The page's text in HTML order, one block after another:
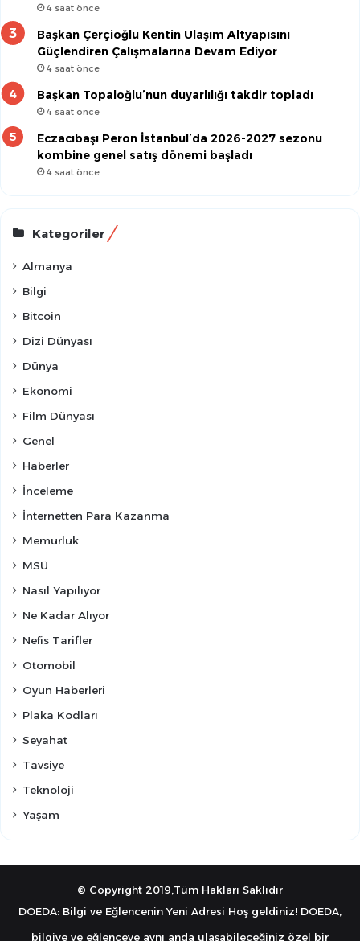
4 saat önce
Başkan Çerçioğlu Kentin Ulaşım Altyapısını
Güçlendiren Çalışmalarına Devam Ediyor
4 saat önce
Başkan Topaloğlu’nun duyarlılığı takdir topladı
4 saat önce
Eczacıbaşı Peron İstanbul’da 2026-2027 sezonu
kombine genel satış dönemi başladı
4 saat önce
Kategoriler
Almanya
Bilgi
Bitcoin
Dizi Dünyası
Dünya
Ekonomi
Film Dünyası
Genel
Haberler
İnceleme
İnternetten Para Kazanma
Memurluk
MSÜ
Nasıl Yapılıyor
Ne Kadar Alıyor
Nefis Tarifler
Otomobil
Oyun Haberleri
Plaka Kodları
Seyahat
Tavsiye
Teknoloji
Yaşam
© Copyright 2019,Tüm Hakları Saklıdır
DOEDA: Bilgi ve Eğlencenin Yeni Adresi Hoş geldiniz! DOEDA,
bilgiye ve eğlenceye aynı anda ulaşabileceğiniz özel bir